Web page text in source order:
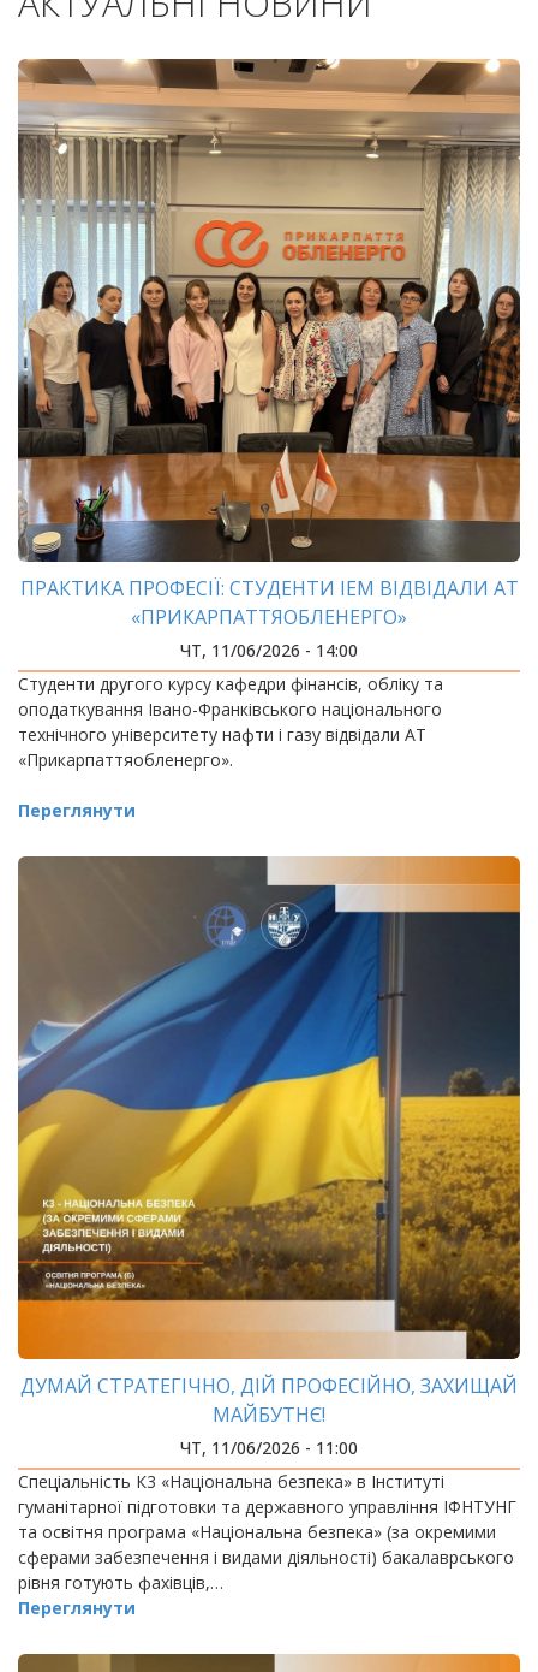
ПРАКТИКА ПРОФЕСІЇ: СТУДЕНТИ ІЕМ ВІДВІДАЛИ АТ
«ПРИКАРПАТТЯОБЛЕНЕРГО»
ЧТ, 11/06/2026 - 14:00
Студенти другого курсу кафедри фінансів, обліку та
оподаткування Івано-Франківського національного
технічного університету нафти і газу відвідали АТ
«Прикарпаттяобленерго».
Переглянути
ДУМАЙ СТРАТЕГІЧНО, ДІЙ ПРОФЕСІЙНО, ЗАХИЩАЙ
МАЙБУТНЄ!
ЧТ, 11/06/2026 - 11:00
Спеціальність К3 «Національна безпека» в Інституті
гуманітарної підготовки та державного управління ІФНТУНГ
та освітня програма «Національна безпека» (за окремими
сферами забезпечення і видами діяльності) бакалаврського
рівня готують фахівців,…
Переглянути